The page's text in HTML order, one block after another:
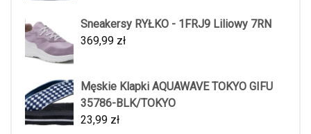
Sneakersy RYŁKO - 1FRJ9 Liliowy 7RN
369,99 zł
Męskie Klapki AQUAWAVE TOKYO GIFU
35786-BLK/TOKYO
23,99 zł